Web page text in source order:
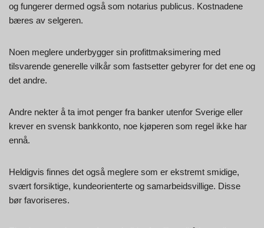
og fungerer dermed også som notarius publicus. Kostnadene
bæres av selgeren.
Noen meglere underbygger sin profittmaksimering med
tilsvarende generelle vilkår som fastsetter gebyrer for det ene og
det andre.
Andre nekter å ta imot penger fra banker utenfor Sverige eller
krever en svensk bankkonto, noe kjøperen som regel ikke har
ennå.
Heldigvis finnes det også meglere som er ekstremt smidige,
svært forsiktige, kundeorienterte og samarbeidsvillige. Disse
bør favoriseres.